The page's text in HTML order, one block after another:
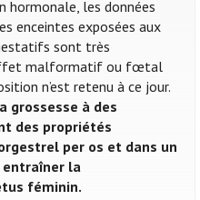
hormonale, les données
enceintes exposées aux
sont très
malformatif ou fœtal
n’est retenu à ce jour.
grossesse à des
des propriétés
per os et dans un
entraîner la
féminin.